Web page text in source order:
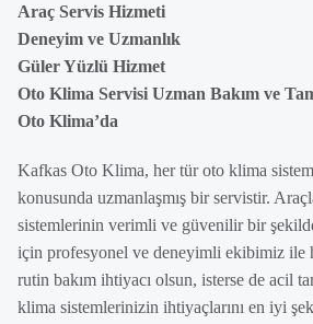
Araç Servis Hizmeti
Deneyim ve Uzmanlık
Güler Yüzlü Hizmet
Oto Klima Servisi Uzman Bakım ve
Oto Klima’da
Kafkas Oto Klima, her tür oto klima
konusunda uzmanlaşmış bir servistir.
sistemlerinin verimli ve güvenilir bir şekilde
için profesyonel ve deneyimli ekibimiz ile
rutin bakım ihtiyacı olsun, isterse de acil
klima sistemlerinizin ihtiyaçlarını en iyi